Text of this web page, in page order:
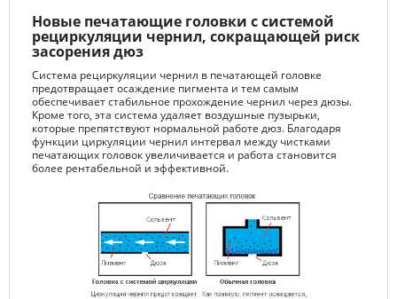
Новые печатающие головки с системой
рециркуляции чернил, сокращающей риск
засорения дюз
Система рециркуляции чернил в печатающей головке
предотвращает осаждение пигмента и тем самым
обеспечивает стабильное прохождение чернил через дюзы.
Кроме того, эта система удаляет воздушные пузырьки,
которые препятствуют нормальной работе дюз. Благодаря
функции циркуляции чернил интервал между чистками
печатающих головок увеличивается и работа становится
более рентабельной и эффективной.